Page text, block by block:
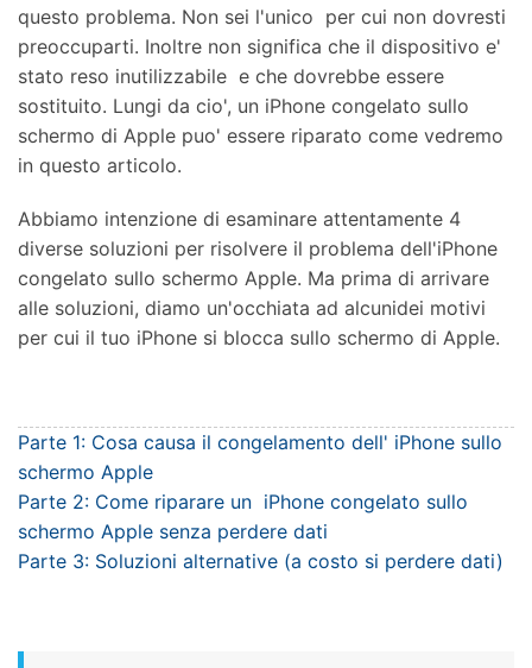
questo problema. Non sei l'unico per cui non dovresti
preoccuparti. Inoltre non significa che il dispositivo e'
stato reso inutilizzabile e che dovrebbe essere
sostituito. Lungi da cio', un iPhone congelato sullo
schermo di Apple puo' essere riparato come vedremo
in questo articolo.
Abbiamo intenzione di esaminare attentamente 4
diverse soluzioni per risolvere il problema dell'iPhone
congelato sullo schermo Apple. Ma prima di arrivare
alle soluzioni, diamo un'occhiata ad alcunidei motivi
per cui il tuo iPhone si blocca sullo schermo di Apple.
Parte 1: Cosa causa il congelamento dell' iPhone sullo
schermo Apple
Parte 2: Come riparare un iPhone congelato sullo
schermo Apple senza perdere dati
Parte 3: Soluzioni alternative (a costo si perdere dati)